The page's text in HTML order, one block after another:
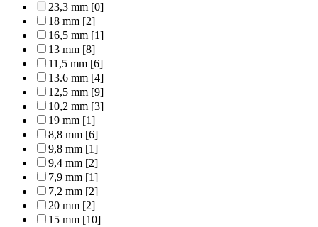
23,3 mm [0]
18 mm [2]
16,5 mm [1]
13 mm [8]
11,5 mm [6]
13.6 mm [4]
12,5 mm [9]
10,2 mm [3]
19 mm [1]
8,8 mm [6]
9,8 mm [1]
9,4 mm [2]
7,9 mm [1]
7,2 mm [2]
20 mm [2]
15 mm [10]